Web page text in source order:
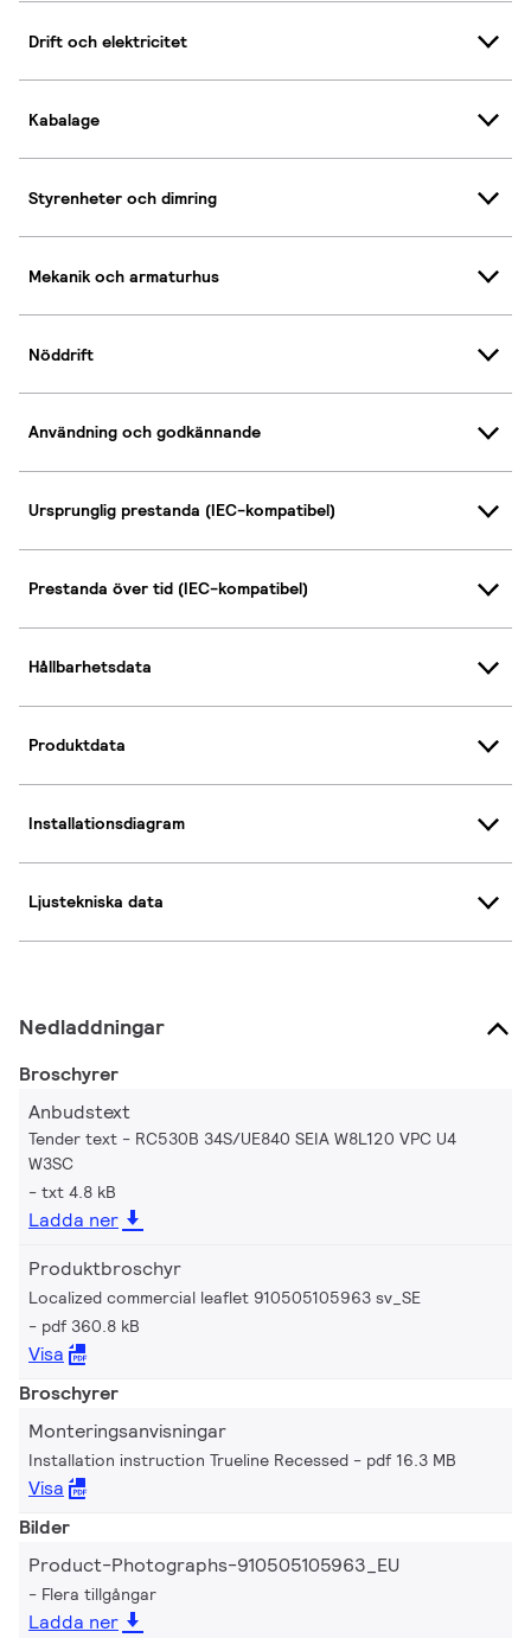
Drift och elektricitet
Kabalage
Styrenheter och dimring
Mekanik och armaturhus
Nöddrift
Användning och godkännande
Ursprunglig prestanda (IEC-kompatibel)
Prestanda över tid (IEC-kompatibel)
Hållbarhetsdata
Produktdata
Installationsdiagram
Ljustekniska data
Nedladdningar
Broschyrer
Anbudstext
Tender text - RC530B 34S/UE840 SEIA W8L120 VPC U4
W3SC
txt 4.8 kB
Ladda ner
Produktbroschyr
Localized commercial leaflet 910505105963 sv_SE
pdf 360.8 kB
Visa
Broschyrer
Monteringsanvisningar
Installation instruction Trueline Recessed pdf 16.3 MB
Visa
Bilder
Product-Photographs-910505105963_EU
Flera tillgångar
Ladda ner